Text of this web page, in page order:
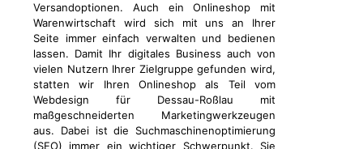
Versandoptionen. Auch ein Onlineshop mit
Warenwirtschaft wird sich mit uns an Ihrer
Seite immer einfach verwalten und bedienen
lassen. Damit Ihr digitales Business auch von
vielen Nutzern Ihrer Zielgruppe gefunden wird,
statten wir Ihren Onlineshop als Teil vom
Webdesign für Dessau-Roßlau mit
maßgeschneiderten Marketingwerkzeugen
aus. Dabei ist die Suchmaschinenoptimierung
(SEO) immer ein wichtiger Schwerpunkt. Sie